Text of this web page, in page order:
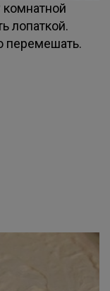
комнатной
лопаткой.
перемешать.